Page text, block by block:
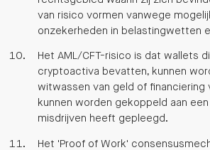
van risico vormen vanwege
onzekerheden in belastingwetten
Het AML/CFT-risico is dat wallets
cryptoactiva bevatten, kunnen
witwassen van geld of financiering
kunnen worden gekoppeld aan
misdrijven heeft gepleegd.
Het 'Proof of Work'